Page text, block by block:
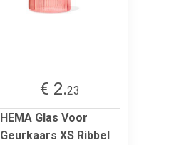
€ 2.23
HEMA Glas Voor
Geurkaars XS Ribbel